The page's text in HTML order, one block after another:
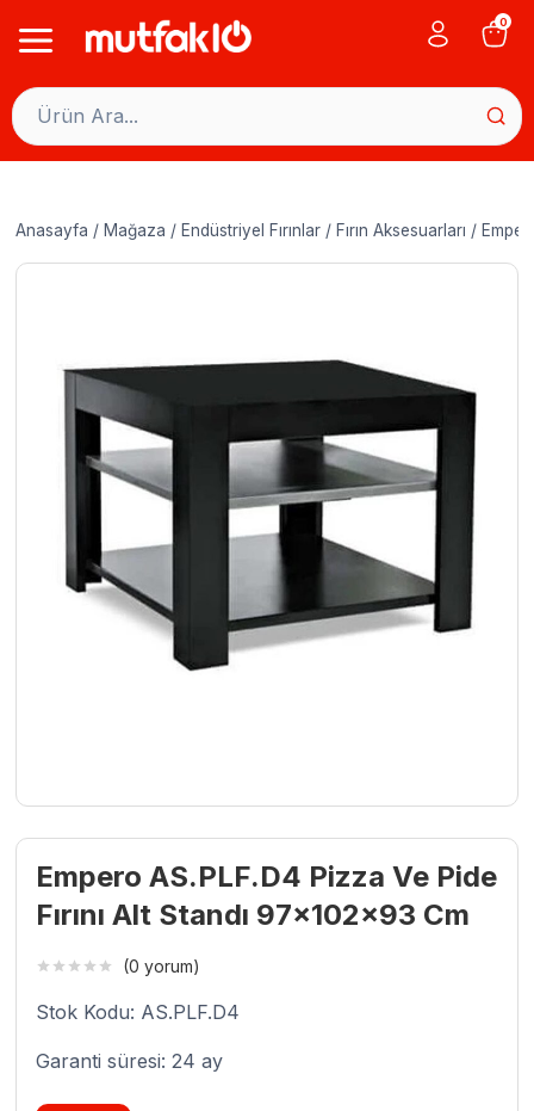
0
Anasayfa / Mağaza / Endüstriyel Fırınlar / Fırın Aksesuarları /
Empero AS.PLF.D4 Pizza Ve Pide
Fırını Alt Standı 97x102x93 Cm
(0 yorum)
Stok Kodu: AS.PLF.D4
Garanti süresi: 24 ay